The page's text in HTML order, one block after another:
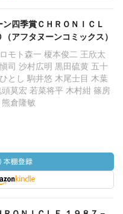
四季賞ＣＨＲＯＮＩＣＬ
アフタヌーンコミックス）
モト森一 榎本俊二 王欣太
司 沙村広明 黒田硫黄 五十
とし 駒井悠 木尾士目 木葉
莫宏 若菜将平 木村紺 篠房
倉隆敏